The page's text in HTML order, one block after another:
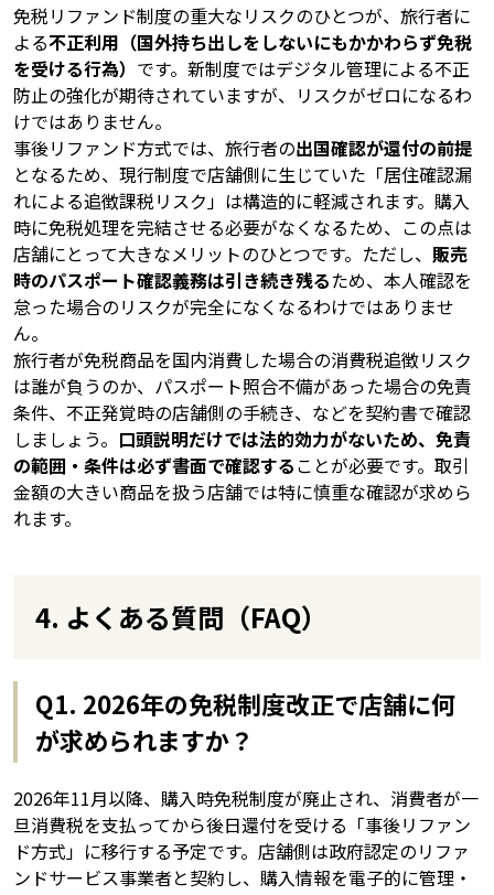
免税リファンド制度の重大なリスクのひとつが、旅行者に
よる不正利用（国外持ち出しをしないにもかかわらず免税
を受ける行為） です。新制度ではデジタル管理による不正
防止の強化が期待されていますが、リスクがゼロになるわ
けではありません。
事後リファンド方式では、旅行者の出国確認が還付の前提
となるため、現行制度で店舗側に生じていた「居住確認漏
れによる追徴課税リスク」は構造的に軽減されます。購入
時に免税処理を完結させる必要がなくなるため、この点は
店舗にとって大きなメリットのひとつです。ただし、 販売
時のパスポート確認義務は引き続き残るため、本人確認を
怠った場合のリスクが完全になくなるわけではありませ
ん。
旅行者が免税商品を国内消費した場合の消費税追徴リスク
は誰が負うのか、パスポート照合不備があった場合の免責
条件、不正発覚時の店舗側の手続き、などを契約書で確認
しましょう。 口頭説明だけでは法的効力がないため、免責
の範囲・条件は必ず書面で確認することが必要です。取引
金額の大きい商品を扱う店舗では特に慎重な確認が求めら
れます。
4. よくある質問（FAQ）
Q1. 2026年の免税制度改正で店舗に何
が求められますか？
2026年11月以降、購入時免税制度が廃止され、消費者が一
旦消費税を支払ってから後日還付を受ける「事後リファン
ド方式」に移行する予定です。店舗側は政府認定のリファ
ンドサービス事業者と契約し、購入情報を電子的に管理・